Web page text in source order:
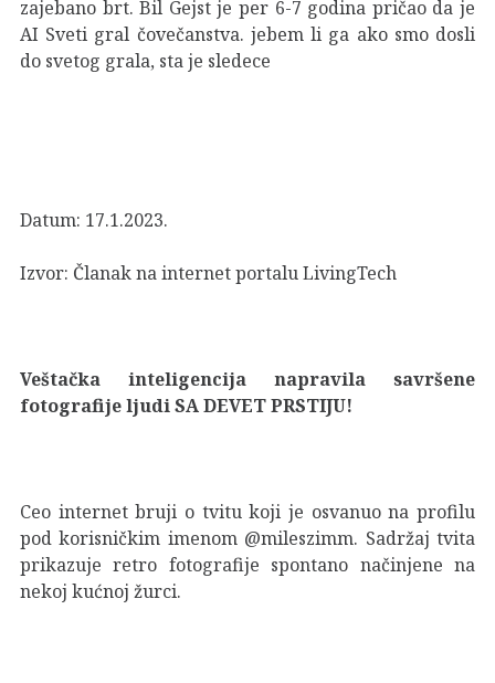
zajebano brt. Bil Gejst je per 6-7 godina pričao da je
AI Sveti gral čovečanstva. jebem li ga ako smo dosli
do svetog grala, sta je sledece
Datum: 17.1.2023.
Izvor: Članak na internet portalu LivingTech
Veštačka inteligencija napravila savršene
fotografije ljudi SA DEVET PRSTIJU!
Ceo internet bruji o tvitu koji je osvanuo na profilu
pod korisničkim imenom @mileszimm. Sadržaj tvita
prikazuje retro fotografije spontano načinjene na
nekoj kućnoj žurci.